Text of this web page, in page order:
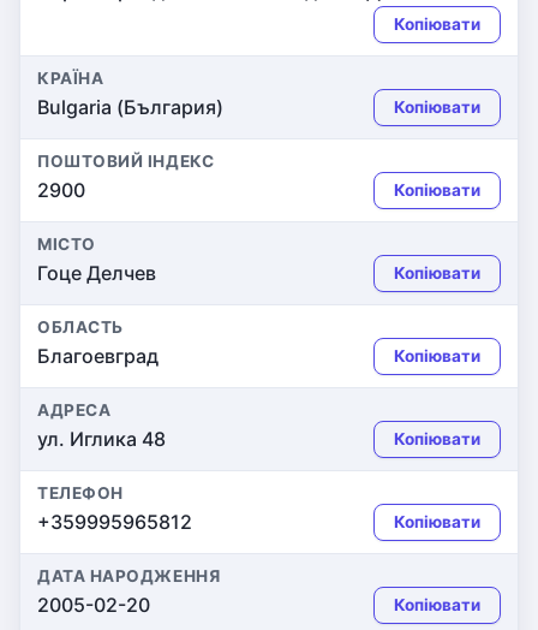
Копіювати
КРАЇНА
Bulgaria (България) Копіювати
ПОШТОВИЙ ІНДЕКС
2900 Копіювати
МІСТО
Гоце Делчев Копіювати
ОБЛАСТЬ
Благоевград Копіювати
АДРЕСА
ул. Иглика 48 Копіювати
ТЕЛЕФОН
+359995965812 Копіювати
ДАТА НАРОДЖЕННЯ
2005-02-20 Копіювати